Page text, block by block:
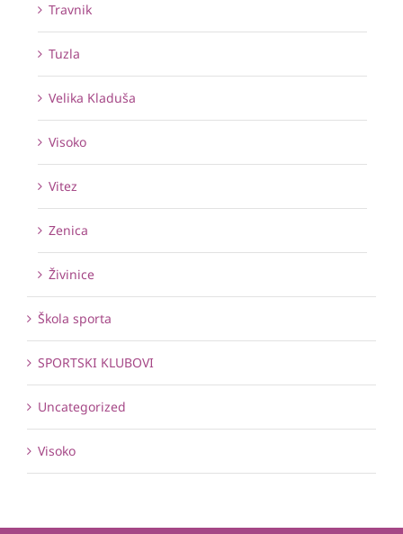
Travnik
Tuzla
Velika Kladuša
Visoko
Vitez
Zenica
Živinice
Škola sporta
SPORTSKI KLUBOVI
Uncategorized
Visoko